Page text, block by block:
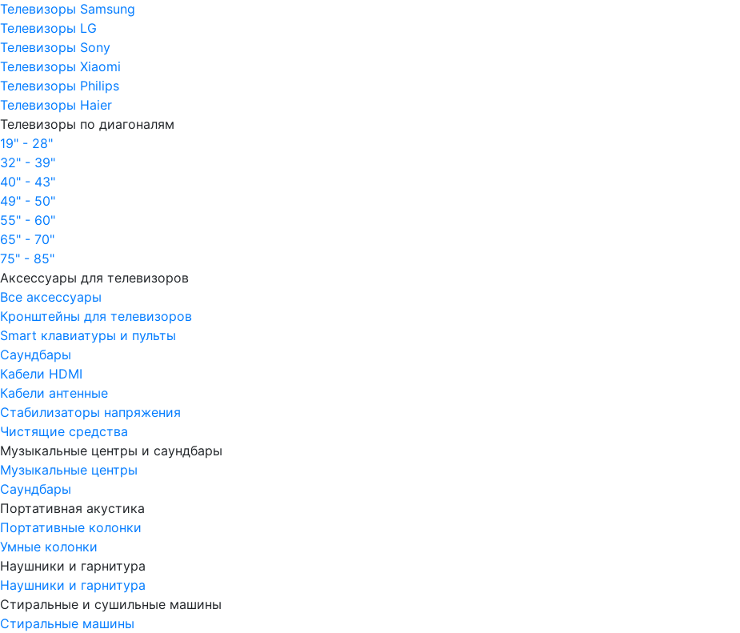
Телевизоры Samsung
Телевизоры LG
Телевизоры Sony
Телевизоры Xiaomi
Телевизоры Philips
Телевизоры Haier
Телевизоры по диагоналям
19" - 28"
32" - 39"
40" - 43"
49" - 50"
55" - 60"
65" - 70"
75" - 85"
Аксессуары для телевизоров
Все аксессуары
Кронштейны для телевизоров
Smart клавиатуры и пульты
Саундбары
Кабели HDMI
Кабели антенные
Стабилизаторы напряжения
Чистящие средства
Музыкальные центры и саундбары
Музыкальные центры
Саундбары
Портативная акустика
Портативные колонки
Умные колонки
Наушники и гарнитура
Наушники и гарнитура
Стиральные и сушильные машины
Стиральные машины